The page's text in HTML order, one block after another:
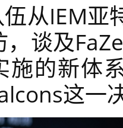
从IEM亚
，谈及
施的新体
这一